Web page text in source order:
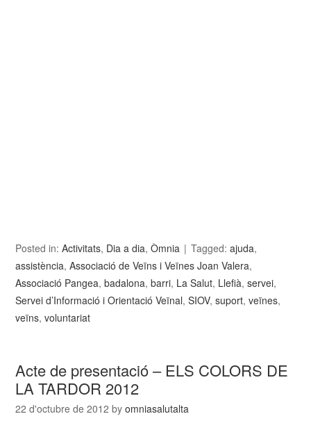
Posted in:Activitats, Dia a dia,Òmnia Tagged:ajuda,
assistència,Associació de Veïns i Veïnes Joan Valera,
Associació Pangea,badalona,barri, La Salut, Llefià,servei,
Servei d’Informació i Orientació Veïnal,SIOV,suport,veïnes,
veïns,voluntariat
Acte de presentació – ELS COLORS DE
LA TARDOR 2012
22 d'octubre de 2012 byomniasalutalta